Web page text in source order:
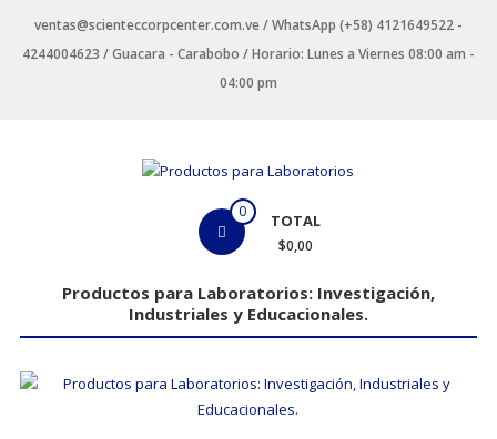
contenido
ventas@scienteccorpcenter.com.ve / WhatsApp (+58) 4121649522 -
4244004623 / Guacara - Carabobo / Horario: Lunes a Viernes 08:00 am -
04:00 pm
Laboratorios
Industriales
y
0 TOTAL
$0,00
Productos para Laboratorios: Investigación,
Industriales y Educacionales.